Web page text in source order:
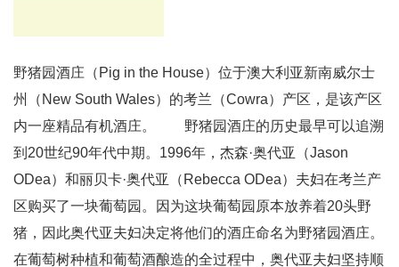
野猪园酒庄（Pig in the House）位于澳大利亚新南威尔士
州（New South Wales）的考兰（Cowra）产区，是该产区
内一座精品有机酒庄。 野猪园酒庄的历史最早可以追溯
到20世纪90年代中期。1996年，杰森·奥代亚（Jason
ODea）和丽贝卡·奥代亚（Rebecca ODea）夫妇在考兰产
区购买了一块葡萄园。因为这块葡萄园原本放养着20头野
猪，因此奥代亚夫妇决定将他们的酒庄命名为野猪园酒庄。
在葡萄树种植和葡萄酒酿造的全过程中，奥代亚夫妇坚持顺